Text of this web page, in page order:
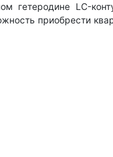
гетеродине LC-
приобрести